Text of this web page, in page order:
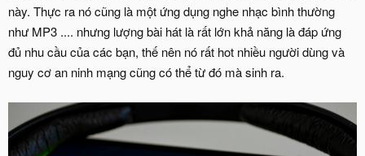
này. Thực ra nó cũng là một ứng dụng nghe nhạc bình thường
như MP3 .... nhưng lượng bài hát là rất lớn khả năng là đáp ứng
đủ nhu cầu của các bạn, thế nên nó rất hot nhiều người dùng và
nguy cơ an ninh mạng cũng có thể từ đó mà sinh ra.